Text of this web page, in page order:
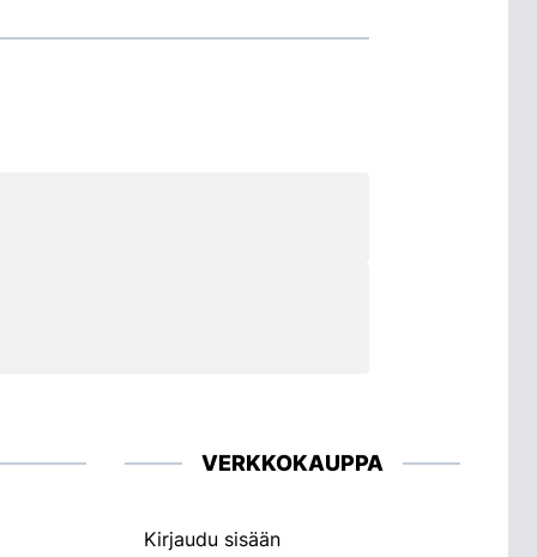
VERKKOKAUPPA
Kirjaudu sisään